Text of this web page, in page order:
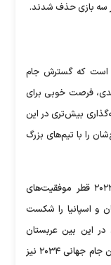
سه بازی حذف شدند.
است که گسترش جام
بعدی، فرصت خوبی برای
بیش‌تری در این
را با تیم‌های بزرگ
تیم‌های آسیایی در مرحله گروهی جام جهانی ۲۰۲۲ قطر موفقیت‌های
و اسپانیا را شکست
در این بین عربستان
سرمایه‌گذاری زیادی کرده است و قرار است میزبان جام جهانی ۲۰۳۴ نیز